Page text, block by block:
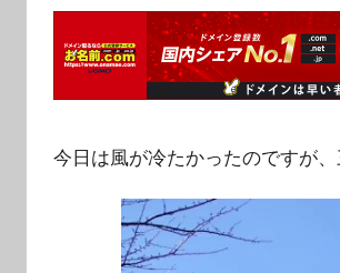
今日は風が冷たかったのですが